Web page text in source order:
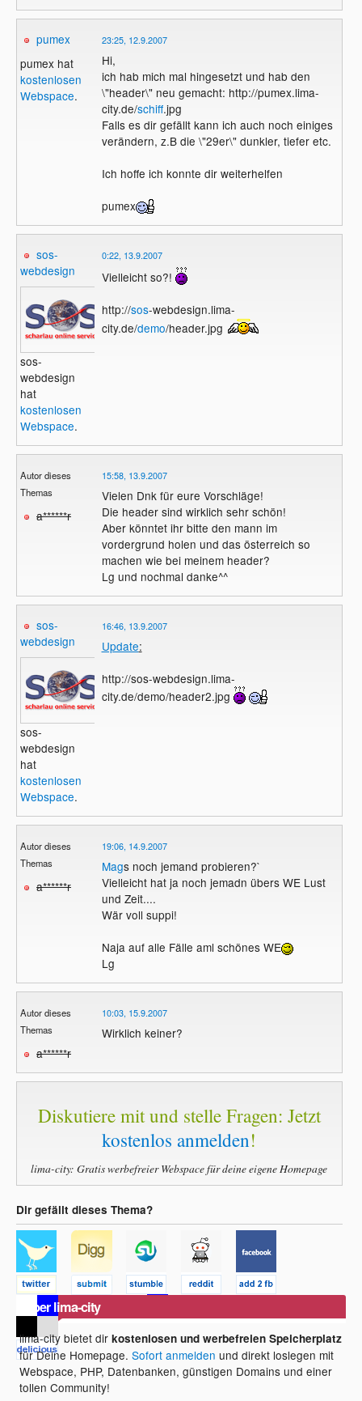
pumex
pumex hat
kostenlosen
Webspace.
23:25, 12.9.2007
Hi,
ich hab mich mal hingesetzt und hab den
\"header\" neu gemacht: http://pumex.lima-
city.de/schiff.jpg
Falls es dir gefällt kann ich auch noch einiges
verändern, z.B die \"29er\" dunkler, tiefer etc.
Ich hoffe ich konnte dir weiterhelfen
pumex
sos-
webdesign
sos-
webdesign
hat
kostenlosen
Webspace.
0:22, 13.9.2007
Vielleicht so?!
http://sos-webdesign.lima-
city.de/demo/header.jpg
Autor dieses
Themas
a******r
15:58, 13.9.2007
Vielen Dnk für eure Vorschläge!
Die header sind wirklich sehr schön!
Aber könntet ihr bitte den mann im
vordergrund holen und das österreich so
machen wie bei meinem header?
Lg und nochmal danke^^
sos-
webdesign
sos-
webdesign
hat
kostenlosen
Webspace.
16:46, 13.9.2007
Update:
http://sos-webdesign.lima-
city.de/demo/header2.jpg
Autor dieses
Themas
a******r
19:06, 14.9.2007
Mags noch jemand probieren?`
Vielleicht hat ja noch jemadn übers WE Lust
und Zeit....
Wär voll suppi!
Naja auf alle Fälle aml schönes WE
Lg
Autor dieses
Themas
a******r
10:03, 15.9.2007
Wirklich keiner?
Diskutiere mit und stelle Fragen: Jetzt
kostenlos anmelden!
lima-city: Gratis werbefreier Webspace für deine eigene Homepage
Dir gefällt dieses Thema?
Über lima-city
lima-city bietet dirkostenlosen und werbefreien Speicherplatz
für Deine Homepage.Sofort anmelden und direkt loslegen mit
Webspace, PHP, Datenbanken, günstigen Domains und einer
tollen Community!